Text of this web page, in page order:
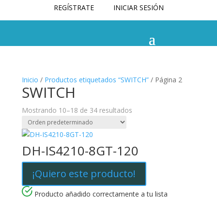
REGÍSTRATE INICIAR SESIÓN
Inicio / Productos etiquetados “SWITCH”/ Página 2
SWITCH
Mostrando 10–18 de 34 resultados
DH-IS4210-8GT-120
¡Quiero este producto!
Producto añadido correctamente a tu lista